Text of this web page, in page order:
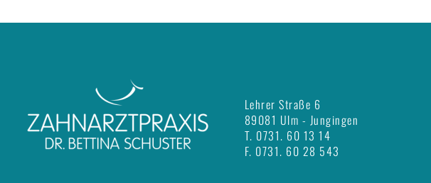
Lehrer Straße 6
89081 Ulm - Jungingen
T. 0731. 60 13 14
F. 0731. 60 28 543